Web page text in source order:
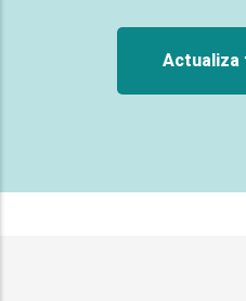
Actualiza